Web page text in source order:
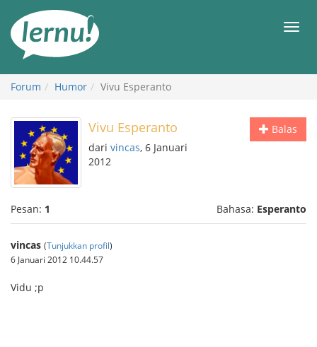
daftar
Forum Humor Vivu Esperanto
Balas
Vivu Esperanto
dari vincas, 6 Januari
2012
Pesan: 1 Bahasa: Esperanto
vincas (Tunjukkan profil)
6 Januari 2012 10.44.57
Vidu ;p